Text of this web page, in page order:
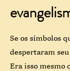
Se os símbolos
despertaram
Era isso mesmo